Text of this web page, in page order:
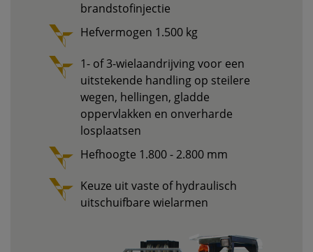
brandstofinjectie
Hefvermogen 1.500 kg
1- of 3-wielaandrijving voor een
uitstekende handling op steilere
wegen, hellingen, gladde
oppervlakken en onverharde
losplaatsen
Hefhoogte 1.800 - 2.800 mm
Keuze uit vaste of hydraulisch
uitschuifbare wielarmen